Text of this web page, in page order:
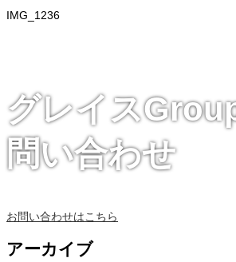
IMG_1236
グレイス
問い合わせ
お問い合わせはこちら
アーカイブ